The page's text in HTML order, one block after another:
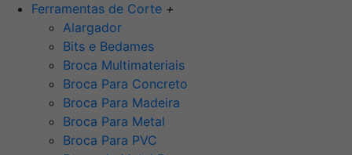
Ferramentas de Corte +
Alargador
Bits e Bedames
Broca Multimateriais
Broca Para Concreto
Broca Para Madeira
Broca Para Metal
Broca Para PVC